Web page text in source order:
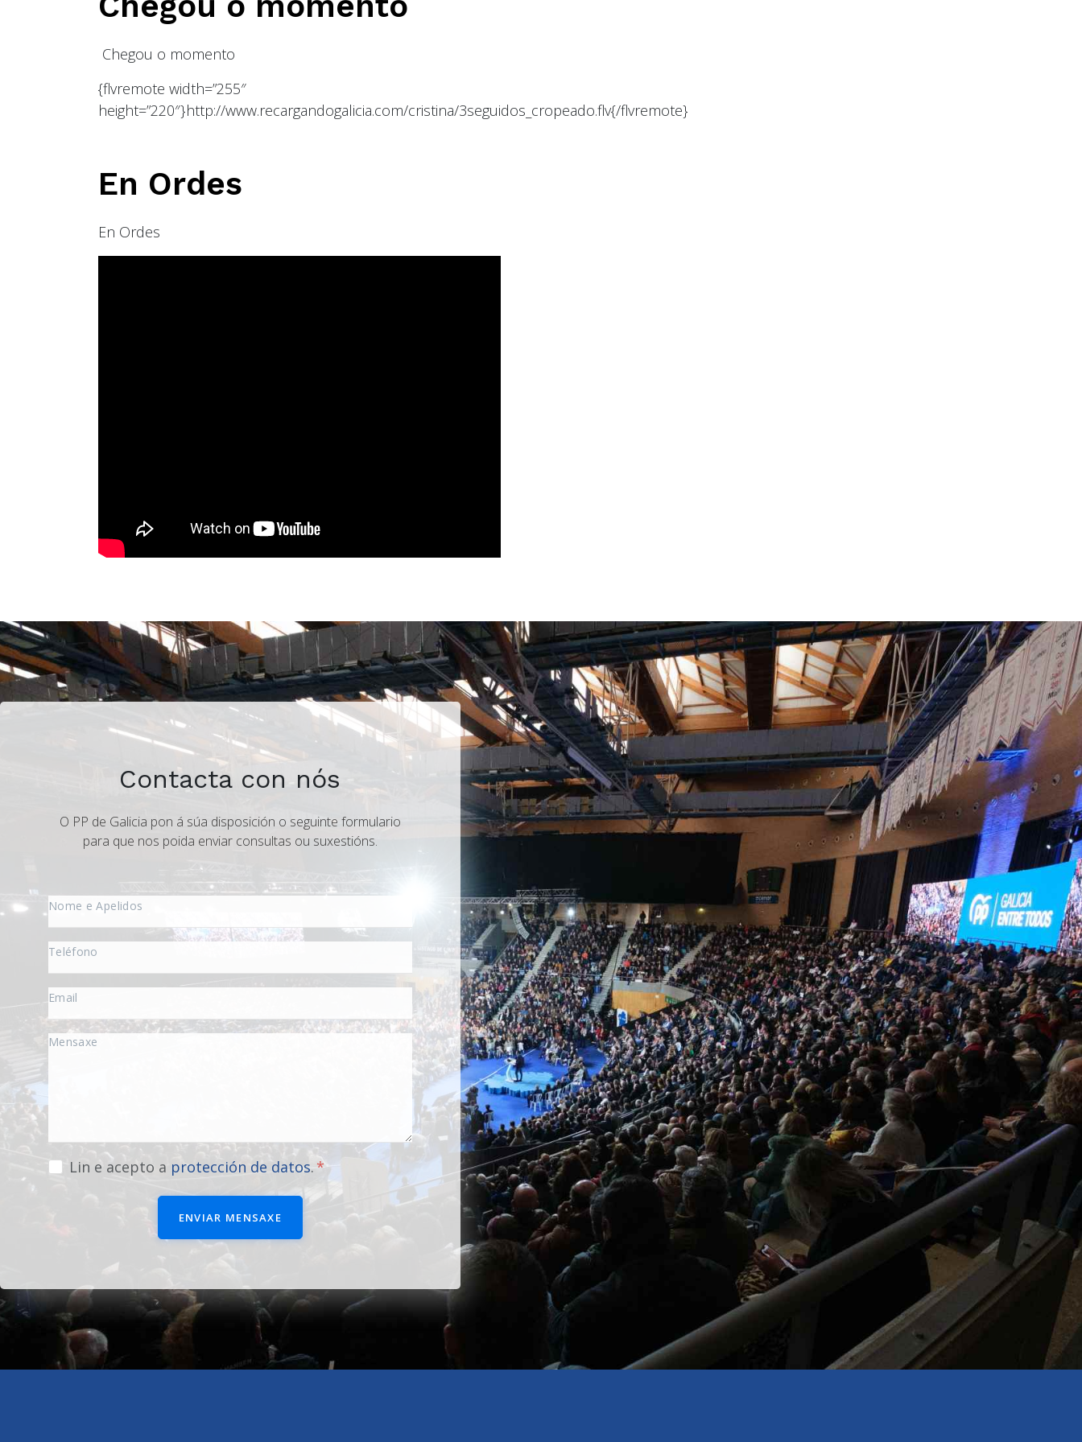
Chegou o momento
{flvremote width=”255″
height=”220″}http://www.recargandogalicia.com/cristina/3seguidos_cropeado.flv{/flvremote}
En Ordes
En Ordes
Contacta con nós
O PP de Galicia pon á súa disposición o seguinte formulario
para que nos poida enviar consultas ou suxestións.
Lin e acepto a protección de datos.
ENVIAR MENSAXE